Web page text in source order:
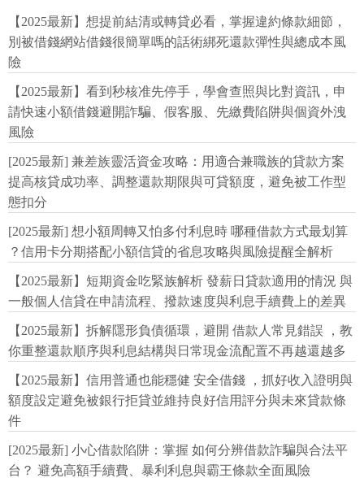
【2025最新】想提前結清或轉貸必看，掌握違約條款細節，
別被借錢網站借錢很簡單嗎的話術綁死還款彈性與總成本風
險
【2025最新】看到秒核准先停手，學會查照與比對資訊，申
請快速小額借錢避開詐騙、假客服、先繳費陷阱與個資外洩
風險
[2025最新] 兼差族靈活資金攻略：用適合兼職族的貸款方案
提高核貸成功率、調整還款期限與可貸額度，避免被工作型
態扣分
[2025最新] 想小額周轉又怕多付利息時 哪種借款方式最划算
？信用卡分期搭配小額信貸的省息攻略與風險提醒全解析
【2025最新】短期資金吃緊族解析 發薪日貸款適用的情況 與
一般個人信貸在申請流程、撥款速度與利息手續費上的差異
【2025最新】拆解隱形負債循環，避開 借款人常見錯誤 ，教
你重整還款順序與利息結構與日常現金流配置不再越還越多
【2025最新】信用普通也能穩健 安全借錢 ，抓好收入證明與
額度設定避免被銀行拒貸並維持良好信用評分與未來貸款條
件
[2025最新] 小心借款陷阱：掌握 如何分辨借款詐騙與合法平
台？ 避免高額手續費、暴利利息與霸王條款全面風險